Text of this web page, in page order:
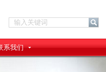
系我们